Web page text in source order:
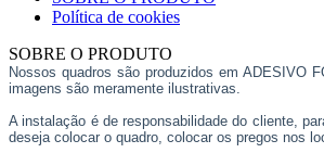
Política de cookies
SOBRE O PRODUTO
Nossos quadros são produzidos em ADESIVO
imagens são meramente ilustrativas.
A instalação é de responsabilidade do cliente,
deseja colocar o quadro, colocar os pregos nos